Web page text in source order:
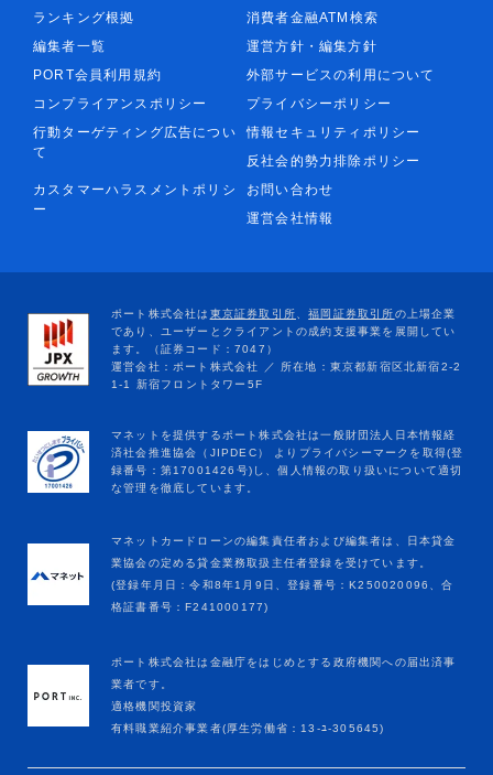
ランキング根拠
消費者金融ATM検索
編集者一覧
運営方針・編集方針
PORT会員利用規約
外部サービスの利用について
コンプライアンスポリシー
プライバシーポリシー
行動ターゲティング広告につい
て
情報セキュリティポリシー
反社会的勢力排除ポリシー
カスタマーハラスメントポリシ
ー
お問い合わせ
運営会社情報
マネットカードローンの編集責任者および編集者は、日本貸金
業協会の定める貸金業務取扱主任者登録を受けています。
(登録年月日：令和8年1月9日、登録番号：K250020096、合
格証書番号：F241000177)
ポート株式会社は金融庁をはじめとする政府機関への届出済事
業者です。
適格機関投資家
有料職業紹介事業者(厚生労働省：13-ﾕ-305645)